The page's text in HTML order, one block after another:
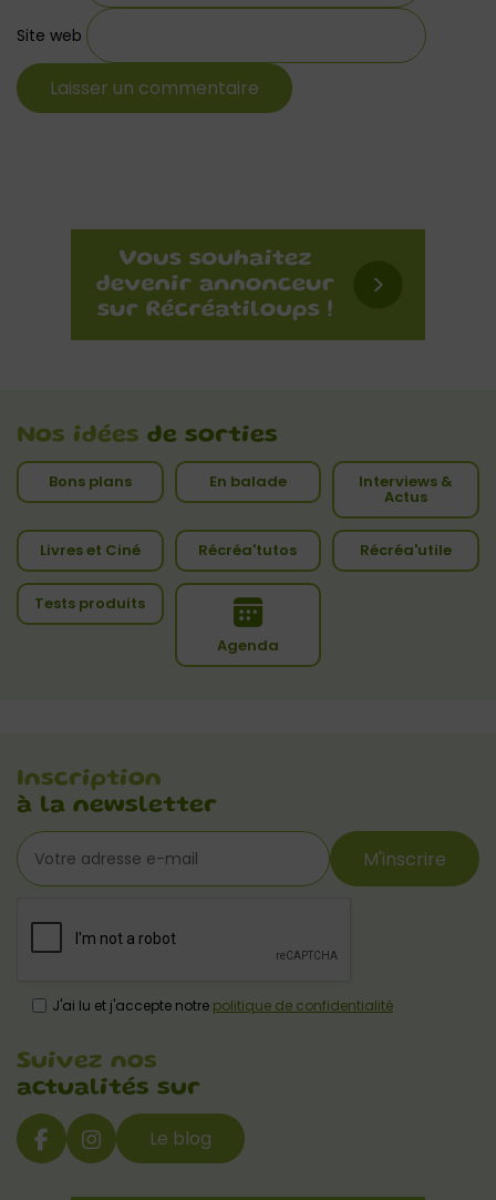
Site web
Nos idées de sorties
Bons plans En balade Interviews &
Actus
Livres et Ciné Récréa'tutos Récréa'utile
Tests produits
Agenda
Inscription
à la newsletter
M'inscrire
J'ai lu et j'accepte notre politique de confidentialité
Suivez nos
actualités sur
Le blog